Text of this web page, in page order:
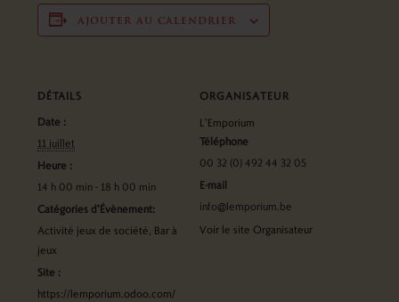
ajouter au calendrier
DÉTAILS
Date :
11 juillet
Heure :
14 h 00 min - 18 h 00 min
Catégories d’Évènement:
Activité jeux de société, Bar à
jeux
Site :
https://lemporium.odoo.com/
ORGANISATEUR
L’Emporium
Téléphone
00 32 (0) 492 44 32 05
E-mail
info@lemporium.be
Voir le site Organisateur